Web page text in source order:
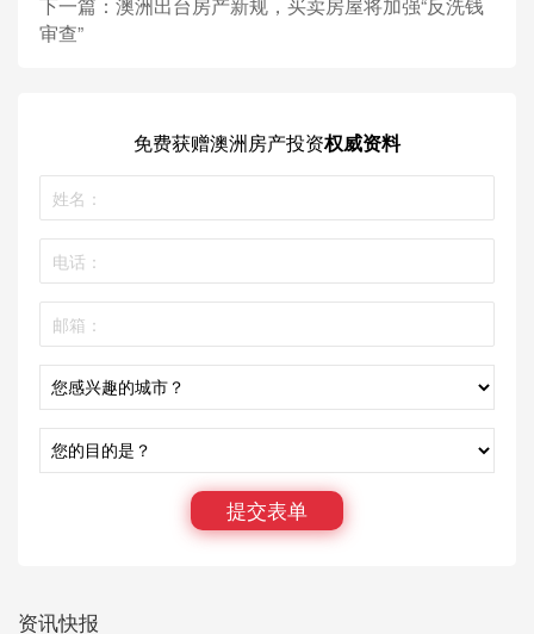
审查”
免费获赠澳洲房产投资权威资料
提交表单
资讯快报